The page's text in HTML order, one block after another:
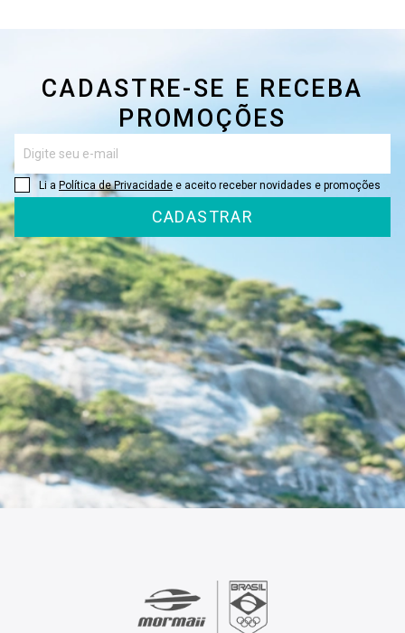
CADASTRE-SE E RECEBA
PROMOÇÕES
Li a Política de Privacidade e aceito receber novidades e promoções
CADASTRAR